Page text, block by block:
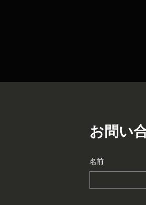
お問い
名前